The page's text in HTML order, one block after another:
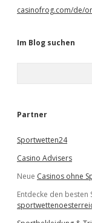
casinofrog.com/de/
Im Blog suchen
e
Partner
Sportwetten24
Casino Advisers
Neue Casinos ohne
Entdecke den